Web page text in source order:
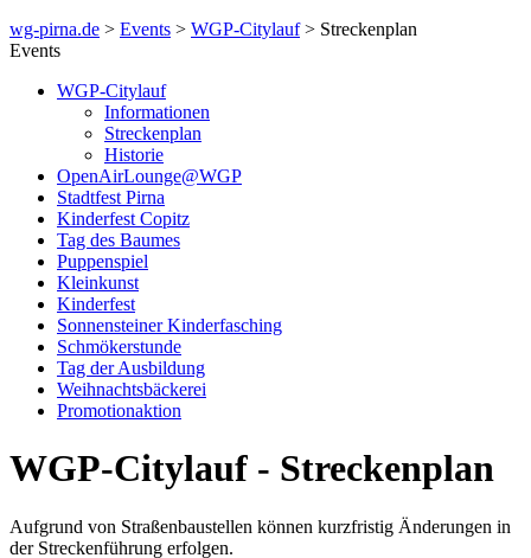
wg-pirna.de > Events > WGP-Citylauf> Streckenplan
Events
WGP-Citylauf
Informationen
Streckenplan
Historie
OpenAirLounge@WGP
Stadtfest Pirna
Kinderfest Copitz
Tag des Baumes
Puppenspiel
Kleinkunst
Kinderfest
Sonnensteiner Kinderfasching
Schmökerstunde
Tag der Ausbildung
Weihnachtsbäckerei
Promotionaktion
WGP-Citylauf - Streckenplan
Aufgrund von Straßenbaustellen können kurzfristig Änderungen in
der Streckenführung erfolgen.